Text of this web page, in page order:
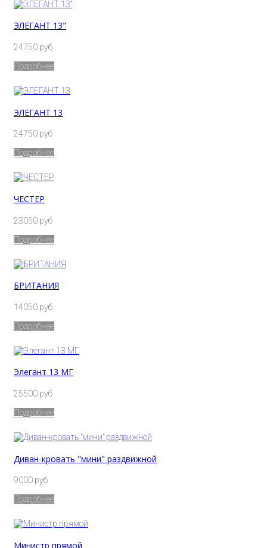
ЭЛЕГАНТ 13"
24750 руб
Подробнее
ЭЛЕГАНТ 13
24750 руб
Подробнее
ЧЕСТЕР
23050 руб
Подробнее
БРИТАНИЯ
14050 руб
Подробнее
Элегант 13 МГ
25500 руб
Подробнее
Диван-кровать "мини" раздвижной
9000 руб
Подробнее
Министр прямой